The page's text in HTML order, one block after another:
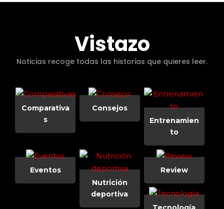
Vistazo
Noticias recoge todas las historias que quieres leer.
Comparativa
s
Consejos
Entrenamien
to
Eventos
Nutrición
deportiva
Review